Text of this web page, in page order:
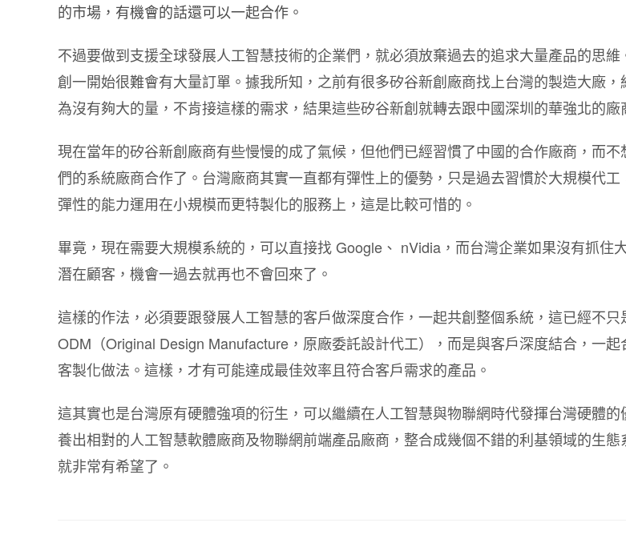
的市場，有機會的話還可以一起合作。
不過要做到支援全球發展人工智慧技術的企業們，就必須放棄過去的追求大量產品的思
創一開始很難會有大量訂單。據我所知，之前有很多矽谷新創廠商找上台灣的製造大廠，
為沒有夠大的量，不肯接這樣的需求，結果這些矽谷新創就轉去跟中國深圳的華強北的廠
現在當年的矽谷新創廠商有些慢慢的成了氣候，但他們已經習慣了中國的合作廠商，而不
們的系統廠商合作了。台灣廠商其實一直都有彈性上的優勢，只是過去習慣於大規模代工
彈性的能力運用在小規模而更特製化的服務上，這是比較可惜的。
畢竟，現在需要大規模系統的，可以直接找 Google、 nVidia，而台灣企業如果沒有抓住
潛在顧客，機會一過去就再也不會回來了。
這樣的作法，必須要跟發展人工智慧的客戶做深度合作，一起共創整個系統，這已經不只
ODM（Original Design Manufacture，原廠委託設計代工），而是與客戶深度結合，一起
客製化做法。這樣，才有可能達成最佳效率且符合客戶需求的產品。
這其實也是台灣原有硬體強項的衍生，可以繼續在人工智慧與物聯網時代發揮台灣硬體
養出相對的人工智慧軟體廠商及物聯網前端產品廠商，整合成幾個不錯的利基領域的生態
就非常有希望了。